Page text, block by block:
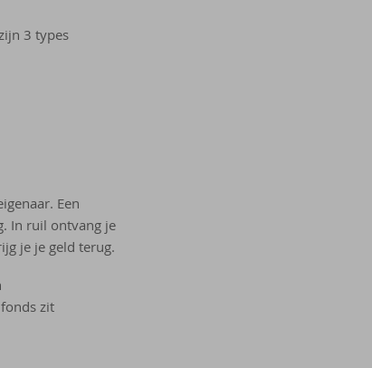
3 types
Een
In ruil ontvang je
je je geld terug.
zit